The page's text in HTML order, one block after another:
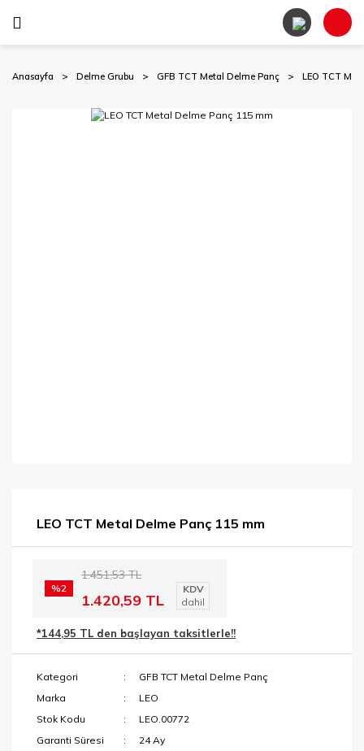
Anasayfa Delme Grubu GFB TCT Metal Delme Panç LEO TCT
LEO TCT Metal Delme Panç 115 mm
%2
1.451,53 TL
1.420,59 TL
KDV
dahil
*144,95 TL den başlayan taksitlerle!!
Kategori
GFB TCT Metal Delme Panç
Marka
LEO
Stok Kodu
LEO.00772
Garanti Süresi
24 Ay